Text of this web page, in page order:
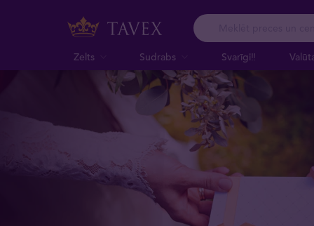
Zelts Sudrabs Svarīgi‼️